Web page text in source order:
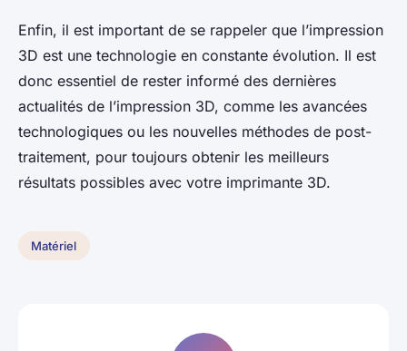
Enfin, il est important de se rappeler que l’impression
3D est une technologie en constante évolution. Il est
donc essentiel de rester informé des dernières
actualités de l’impression 3D, comme les avancées
technologiques ou les nouvelles méthodes de post-
traitement, pour toujours obtenir les meilleurs
résultats possibles avec votre imprimante 3D.
Matériel